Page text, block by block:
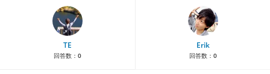
TE
回答数： 0
Erik
回答数： 0